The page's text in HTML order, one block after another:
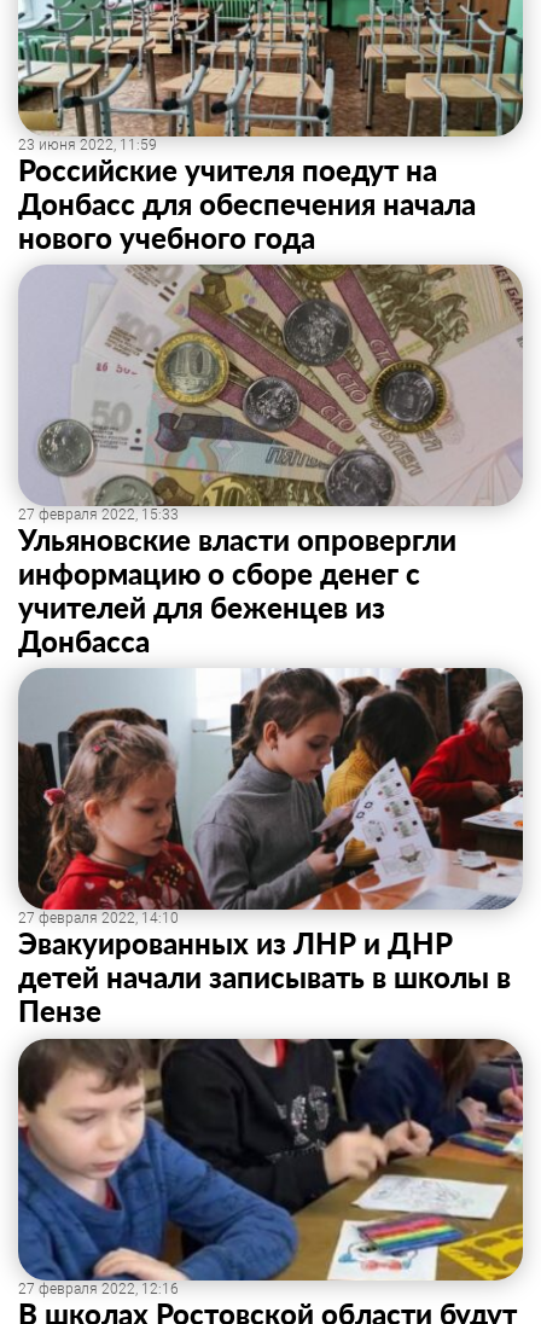
23 июня 2022, 11:59
Российские учителя поедут на
Донбасс для обеспечения начала
нового учебного года
27 февраля 2022, 15:33
Ульяновские власти опровергли
информацию о сборе денег с
учителей для беженцев из
Донбасса
27 февраля 2022, 14:10
Эвакуированных из ЛНР и ДНР
детей начали записывать в школы в
Пензе
27 февраля 2022, 12:16
В школах Ростовской области будут